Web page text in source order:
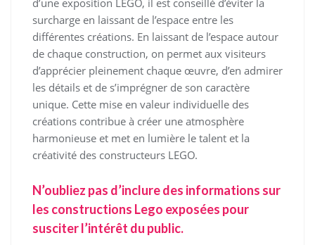
surcharge en laissant de l’espace entre les
différentes créations. En laissant de l’espace autour
de chaque construction, on permet aux visiteurs
d’apprécier pleinement chaque œuvre, d’en admirer
les détails et de s’imprégner de son caractère
unique. Cette mise en valeur individuelle des
créations contribue à créer une atmosphère
harmonieuse et met en lumière le talent et la
créativité des constructeurs LEGO.
N’oubliez pas d’inclure des informations sur
les constructions Lego exposées pour
susciter l’intérêt du public.